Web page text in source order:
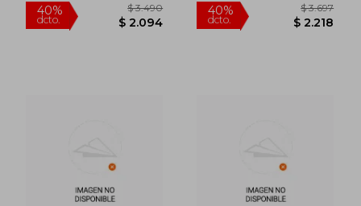
40%
dcto.
$ 2.665
$ 1.599
40%
dcto. $
ambiental de los
sedimentos